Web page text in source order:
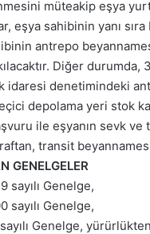
müteakip eşya
eşya sahibinin yanı
antrepo
Diğer
idaresi denetimindeki
depolama yeri stok
ile eşyanın sevk
transit
GENELGELER
sayılı Genelge,
sayılı Genelge,
Genelge, yürürlükten